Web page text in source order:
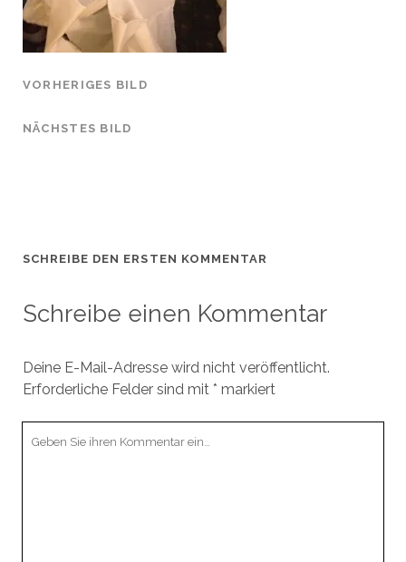
VORHERIGES BILD
NÄCHSTES BILD
SCHREIBE DEN ERSTEN KOMMENTAR
Schreibe einen Kommentar
Deine E-Mail-Adresse wird nicht veröffentlicht.
Erforderliche Felder sind mit * markiert